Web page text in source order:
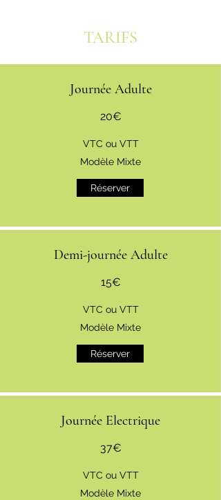
TARIFS
Journée Adulte
20€
VTC ou VTT
Modèle Mixte
Réserver
Demi-journée Adulte
15€
VTC ou VTT
Modèle Mixte
Réserver
Journée Electrique
37€
VTC ou VTT
Modèle Mixte